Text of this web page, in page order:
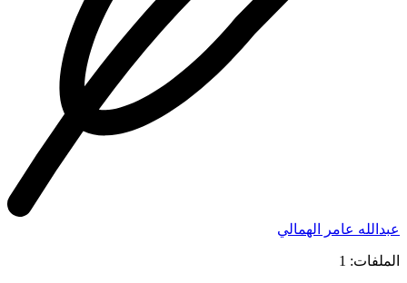
عبدالله عامر الهمالي
الملفات: 1